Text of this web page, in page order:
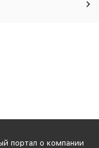
портал о компании